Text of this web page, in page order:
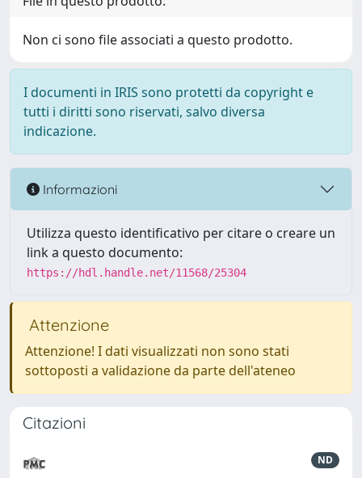
Non ci sono file associati a questo prodotto.
I documenti in IRIS sono protetti da copyright e
tutti i diritti sono riservati, salvo diversa
indicazione.
Informazioni
Utilizza questo identificativo per citare o creare un
link a questo documento:
https://hdl.handle.net/11568/25304
Attenzione
Attenzione! I dati visualizzati non sono stati
sottoposti a validazione da parte dell'ateneo
Citazioni
ND